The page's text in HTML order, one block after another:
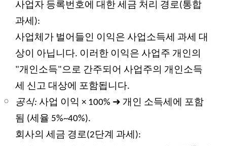
사업자 등록번호에 대한 세금 처리 경로(통합
과세):
사업체가 벌어들인 이익은 사업소득세 과세 대
상이 아닙니다. 이러한 이익은 사업주 개인의
"개인소득"으로 간주되어 사업주의 개인소득
세 신고 대상에 포함됩니다.
공식: 사업 이익 × 100% ➜ 개인 소득세에 포함
됨 (세율 5%~40%).
회사의 세금 경로(2단계 과세):